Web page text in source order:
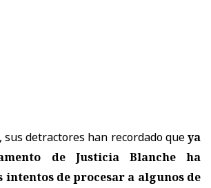
sus detractores han recordado queya
de Justicia Blanche ha
intentos de procesar a algunos de